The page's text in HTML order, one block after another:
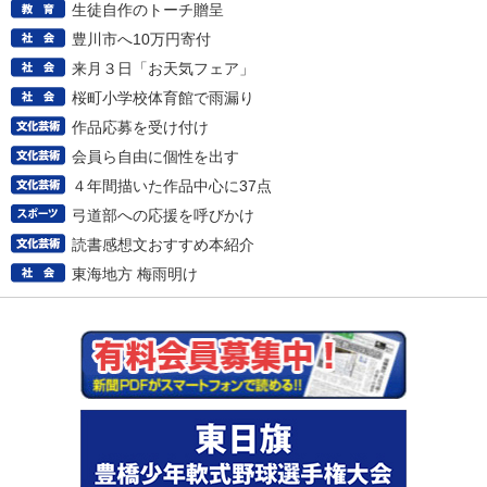
生徒自作のトーチ贈呈
豊川市へ10万円寄付
来月３日「お天気フェア」
桜町小学校体育館で雨漏り
作品応募を受け付け
会員ら自由に個性を出す
４年間描いた作品中心に37点
弓道部への応援を呼びかけ
読書感想文おすすめ本紹介
東海地方 梅雨明け